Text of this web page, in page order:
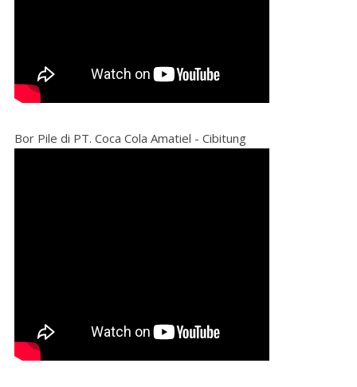
Bor Pile di PT. Coca Cola Amatiel - Cibitung